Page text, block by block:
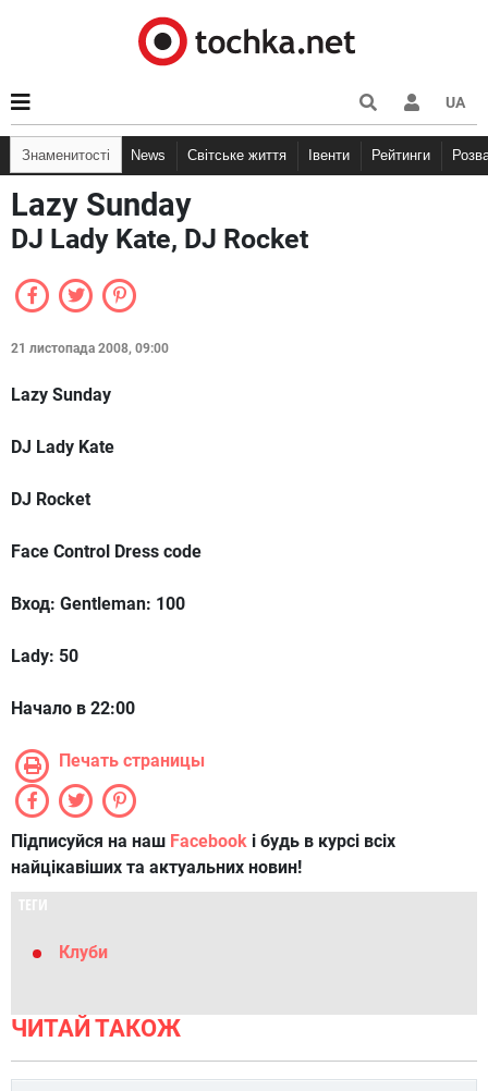
UA
Знаменитості News Світське життя Івенти Рейтинги
Lazy Sunday
DJ Lady Kate, DJ Rocket
21 листопада 2008, 09:00
Lazy Sunday
DJ Lady Kate
DJ Rocket
Face Control Dress code
Вход: Gentleman: 100
Lady: 50
Начало в 22:00
Печать страницы
Підписуйся на наш Facebook і будь в курсі всіх
найцікавіших та актуальних новин!
ТЕГИ
Клуби
ЧИТАЙ ТАКОЖ